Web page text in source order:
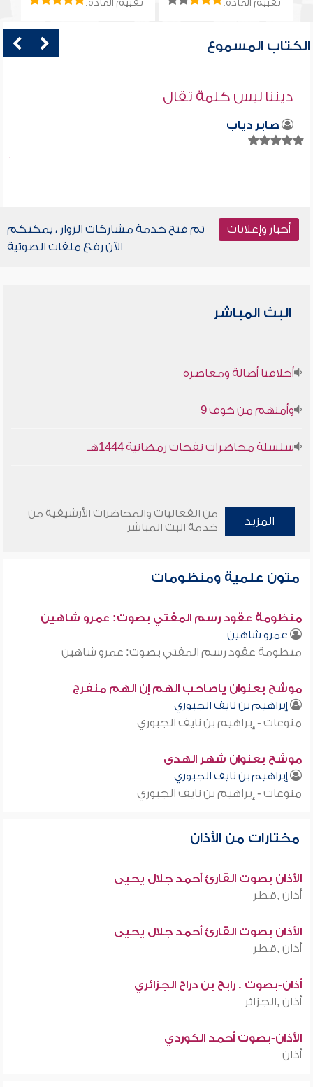
تقييم المادة: تقييم المادة:
الكتاب المسموع
ديننا ليس كلمة تقال
صابر دياب
أخبار وإعلانات
تم فتح خدمة مشاركات الزوار ، يمكنكم
الآن رفع ملفات الصوتية
البث المباشر
أخلاقنا أصالة ومعاصرة
وأمنهم من خوف 9
سلسلة محاضرات نفحات رمضانية 1444هـ
المزيد
من الفعاليات والمحاضرات الأرشيفية من
خدمة البث المباشر
متون علمية ومنظومات
منظومة عقود رسم المفتي بصوت: عمرو شاهين
عمرو شاهين
منظومة عقود رسم المفتي بصوت: عمرو شاهين
موشح بعنوان ياصاحب الهم إن الهم منفرج
إبراهيم بن نايف الجبوري
منوعات - إبراهيم بن نايف الجبوري
موشح بعنوان شهر الهدى
إبراهيم بن نايف الجبوري
منوعات - إبراهيم بن نايف الجبوري
مختارات من الأذان
الأذان بصوت القارئ أحمد جلال يحيى
أذان ,قطر
الأذان بصوت القارئ أحمد جلال يحيى
أذان ,قطر
أذان-بصوت . رابح بن دراح الجزائري
أذان ,الجزائر
الأذان-بصوت أحمد الكوردي
أذان